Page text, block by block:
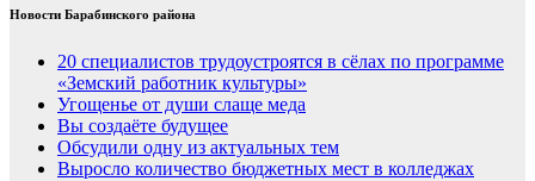
Новости Барабинского района
20 специалистов трудоустроятся в сёлах по программе
«Земский работник культуры»
Угощенье от души слаще меда
Вы создаёте будущее
Обсудили одну из актуальных тем
Выросло количество бюджетных мест в колледжах